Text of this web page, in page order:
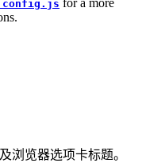
for a more
浏览器选项卡标题。